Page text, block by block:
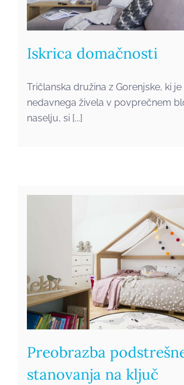
Iskrica domačnosti
Tričlanska družina z Gorenjske, ki je
nedavnega živela v povprečnem
naselju, si [...]
Preobrazba
stanovanja na ključ